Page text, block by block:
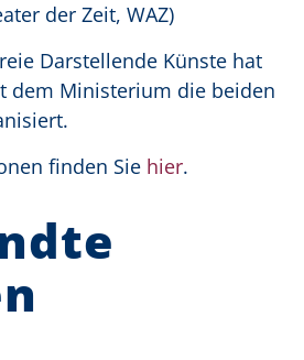
der Zeit, WAZ)
Darstellende Künste hat
dem Ministerium die beiden
finden Sie hier.